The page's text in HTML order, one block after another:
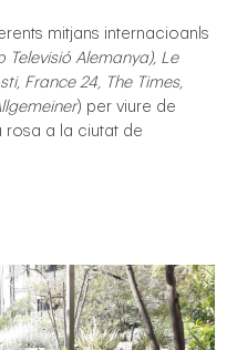
mitjans internacioanls
Televisió Alemanya), Le
France 24, The Times,
) per viure de
rosa a la ciutat de